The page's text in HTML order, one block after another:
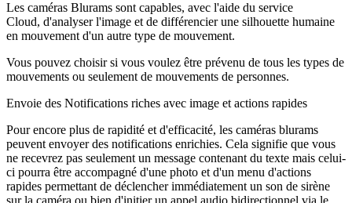
Les caméras Blurams sont capables, avec l'aide du service
Cloud, d'analyser l'image et de différencier une silhouette humaine
en mouvement d'un autre type de mouvement.
Vous pouvez choisir si vous voulez être prévenu de tous les types de
mouvements ou seulement de mouvements de personnes.
Envoie des Notifications riches avec image et actions rapides
Pour encore plus de rapidité et d'efficacité, les caméras blurams
peuvent envoyer des notifications enrichies. Cela signifie que vous
ne recevrez pas seulement un message contenant du texte mais celui-
ci pourra être accompagné d'une photo et d'un menu d'actions
rapides permettant de déclencher immédiatement un son de sirène